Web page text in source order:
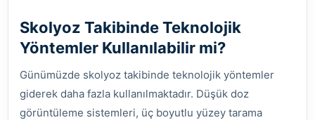
Skolyoz Takibinde Teknolojik
Yöntemler Kullanılabilir mi?
Günümüzde skolyoz takibinde teknolojik yöntemler
giderek daha fazla kullanılmaktadır. Düşük doz
görüntüleme sistemleri, üç boyutlu yüzey tarama